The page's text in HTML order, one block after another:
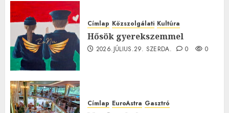
Címlap Közszolgálati Kultúra
Hősök gyerekszemmel
2026.JÚLIUS.29. SZERDA. 0 0
Címlap EuroAstra Gasztró